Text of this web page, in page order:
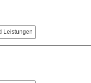
Leistungen